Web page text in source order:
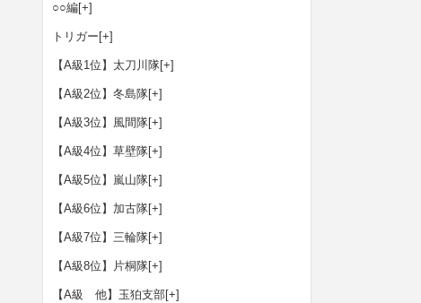
○○編[+]
トリガー [+]
【A級1位】太刀川隊[+]
【A級2位】冬島隊[+]
【A級3位】風間隊[+]
【A級4位】草壁隊[+]
【A級5位】嵐山隊[+]
【A級6位】加古隊[+]
【A級7位】三輪隊[+]
【A級8位】片桐隊[+]
【A級 他】玉狛支部[+]